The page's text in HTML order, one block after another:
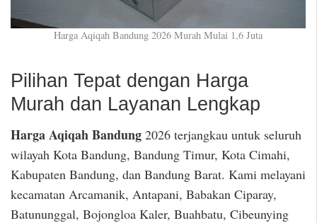
Harga Aqiqah Bandung 2026 Murah Mulai 1,6 Juta
Pilihan Tepat dengan Harga
Murah dan Layanan Lengkap
Harga Aqiqah Bandung 2026 terjangkau untuk seluruh
wilayah Kota Bandung, Bandung Timur, Kota Cimahi,
Kabupaten Bandung, dan Bandung Barat. Kami melayani
kecamatan Arcamanik, Antapani, Babakan Ciparay,
Batununggal, Bojongloa Kaler, Buahbatu, Cibeunying